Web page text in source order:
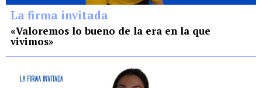
La firma invitada
«Valoremos lo bueno de la era en la que
vivimos»